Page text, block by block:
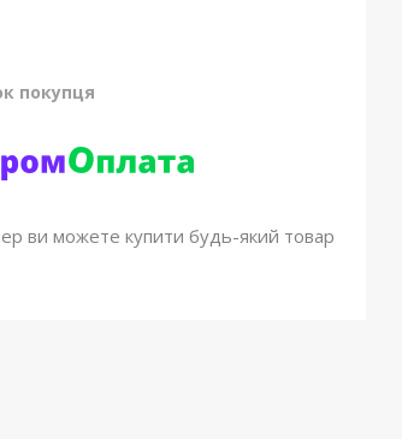
покупця
ви можете купити будь-який товар